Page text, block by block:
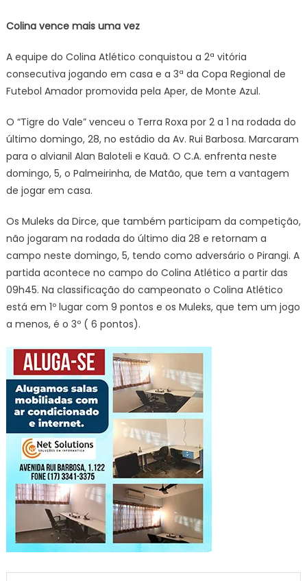
Colina vence mais uma vez
A equipe do Colina Atlético conquistou a 2ª vitória
consecutiva jogando em casa e a 3ª da Copa Regional de
Futebol Amador promovida pela Aper, de Monte Azul.
O “Tigre do Vale” venceu o Terra Roxa por 2 a 1 na rodada do
último domingo, 28, no estádio da Av. Rui Barbosa. Marcaram
para o alvianil Alan Baloteli e Kauã. O C.A. enfrenta neste
domingo, 5, o Palmeirinha, de Matão, que tem a vantagem
de jogar em casa.
Os Muleks da Dirce, que também participam da competição,
não jogaram na rodada do último dia 28 e retornam a
campo neste domingo, 5, tendo como adversário o Pirangi. A
partida acontece no campo do Colina Atlético a partir das
09h45. Na classificação do campeonato o Colina Atlético
está em 1º lugar com 9 pontos e os Muleks, que tem um jogo
a menos, é o 3º ( 6 pontos).